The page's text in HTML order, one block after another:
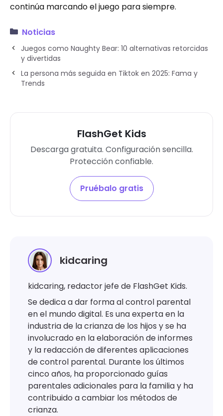
continúa marcando el juego para siempre.
Noticias
Juegos como Naughty Bear: 10 alternativas retorcidas
y divertidas
La persona más seguida en Tiktok en 2025: Fama y
Trends
FlashGet Kids
Descarga gratuita. Configuración sencilla.
Protección confiable.
Pruébalo gratis
kidcaring
kidcaring, redactor jefe de FlashGet Kids.
Se dedica a dar forma al control parental
en el mundo digital. Es una experta en la
industria de la crianza de los hijos y se ha
involucrado en la elaboración de informes
y la redacción de diferentes aplicaciones
de control parental. Durante los últimos
cinco años, ha proporcionado guías
parentales adicionales para la familia y ha
contribuido a cambiar los métodos de
crianza.